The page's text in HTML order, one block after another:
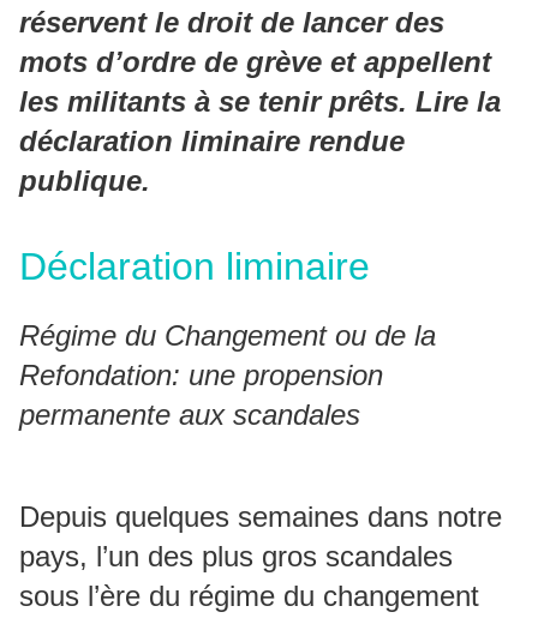
réservent le droit de lancer des
mots d’ordre de grève et appellent
les militants à se tenir prêts. Lire la
déclaration liminaire rendue
publique.
Déclaration liminaire
Régime du Changement ou de la
Refondation: une propension
permanente aux scandales
Depuis quelques semaines dans notre
pays, l’un des plus gros scandales
sous l’ère du régime du changement